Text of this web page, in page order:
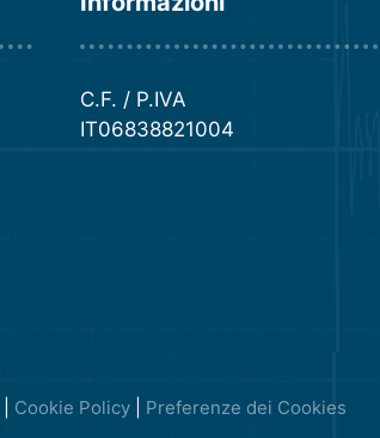
C.F. / P.IVA
IT06838821004
Cookie Policy Preferenze dei Cookies